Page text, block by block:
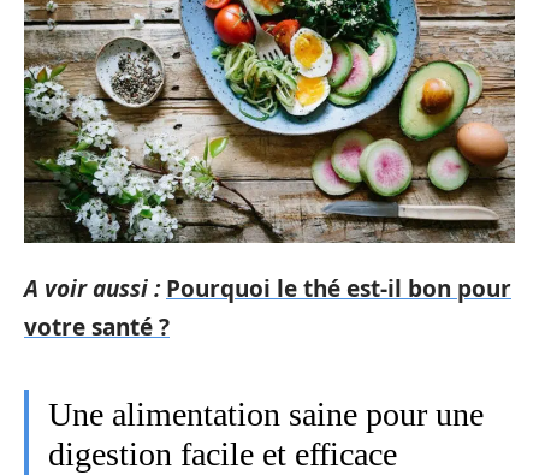
A voir aussi : Pourquoi le thé est-il bon pour
votre santé ?
Une alimentation saine pour une
digestion facile et efficace